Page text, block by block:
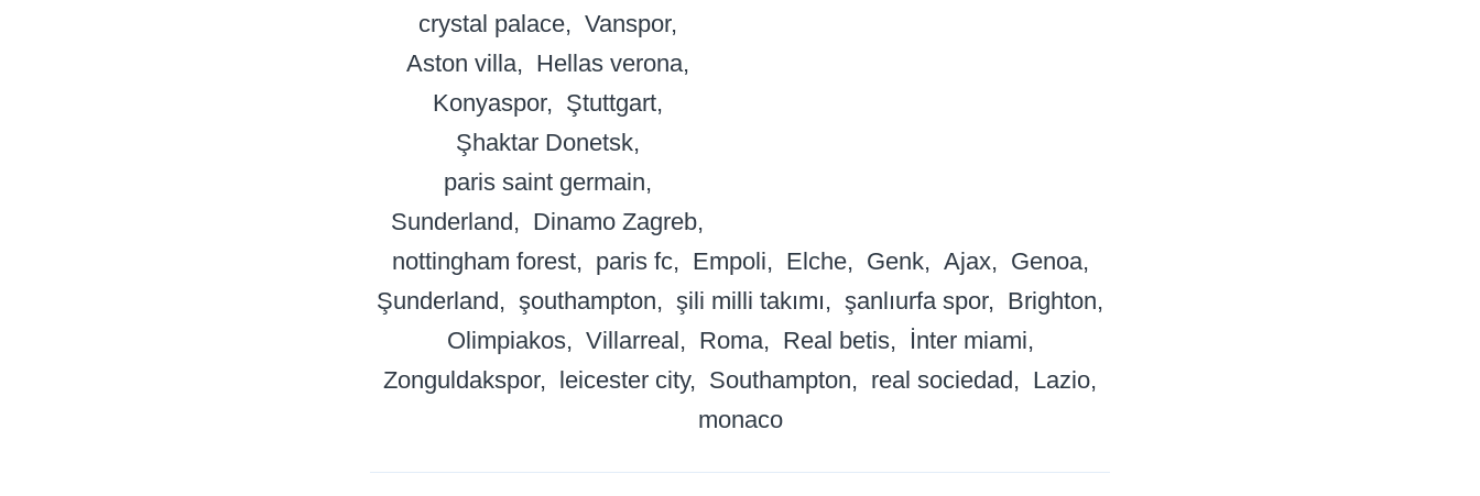
crystal palace
Vanspor
Aston villa
Hellas verona
Konyaspor
Ştuttgart
Şhaktar Donetsk
paris saint germain
Sunderland
Dinamo Zagreb
nottingham forest
paris fc Empoli Elche Genk Ajax
Genoa
Şunderland
şouthampton şili milli takımı şanlıurfa spor
Brighton
Olimpiakos
Villarreal Roma Real betis
İnter miami
Zonguldakspor
leicester city Southampton real sociedad
Lazio
monaco